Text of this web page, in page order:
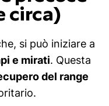
circa)
si può iniziare a
e mirati. Questa
del range